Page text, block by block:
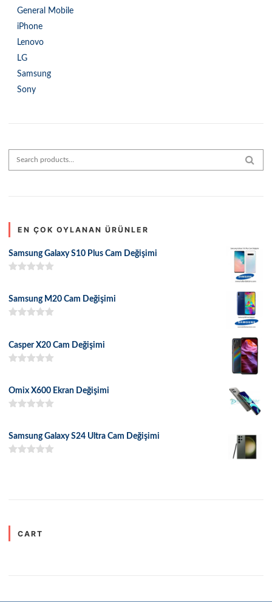
General Mobile
iPhone
Lenovo
LG
Samsung
Sony
Search for:
EN ÇOK OYLANAN ÜRÜNLER
Samsung Galaxy S10 Plus Cam Değişimi
Samsung M20 Cam Değişimi
Casper X20 Cam Değişimi
Omix X600 Ekran Değişimi
Samsung Galaxy S24 Ultra Cam Değişimi
CART